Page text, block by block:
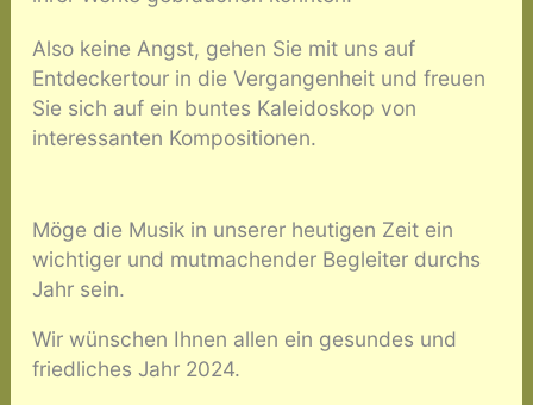
Also keine Angst, gehen Sie mit uns auf
Entdeckertour in die Vergangenheit und freuen
Sie sich auf ein buntes Kaleidoskop von
interessanten Kompositionen.
Möge die Musik in unserer heutigen Zeit ein
wichtiger und mutmachender Begleiter durchs
Jahr sein.
Wir wünschen Ihnen allen ein gesundes und
friedliches Jahr 2024.